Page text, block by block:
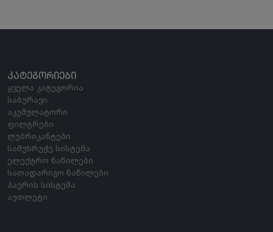
ᲙᲐᲢᲔᲒᲝᲠᲘᲔᲑᲘ
ყველა კატეგორია
საბურავი
აკუმულატორი
ფილტრები
ლუბრიკანტები
სამუხრუჭე სისტემა
ელექტრო ნაწილები
სათადარიგო ნაწილები
ჰაერის სისტემა
აუთლეტი